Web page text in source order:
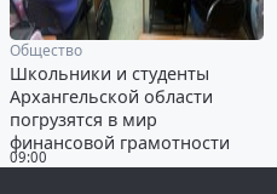
09:00
Общество
Школьники и студенты
Архангельской области
погрузятся в мир
финансовой грамотности